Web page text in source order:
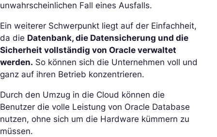
unwahrscheinlichen Fall eines Ausfalls.
Ein weiterer Schwerpunkt liegt auf der Einfachheit,
da die Datenbank, die Datensicherung und die
Sicherheit vollständig von Oracle verwaltet
werden. So können sich die Unternehmen voll und
ganz auf ihren Betrieb konzentrieren.
Durch den Umzug in die Cloud können die
Benutzer die volle Leistung von Oracle Database
nutzen, ohne sich um die Hardware kümmern zu
müssen.